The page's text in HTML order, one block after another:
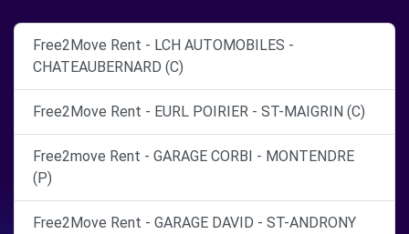
Free2Move Rent - LCH AUTOMOBILES -
CHATEAUBERNARD (C)
Free2Move Rent - EURL POIRIER - ST-MAIGRIN (C)
Free2move Rent - GARAGE CORBI - MONTENDRE
(P)
Free2Move Rent - GARAGE DAVID - ST-ANDRONY